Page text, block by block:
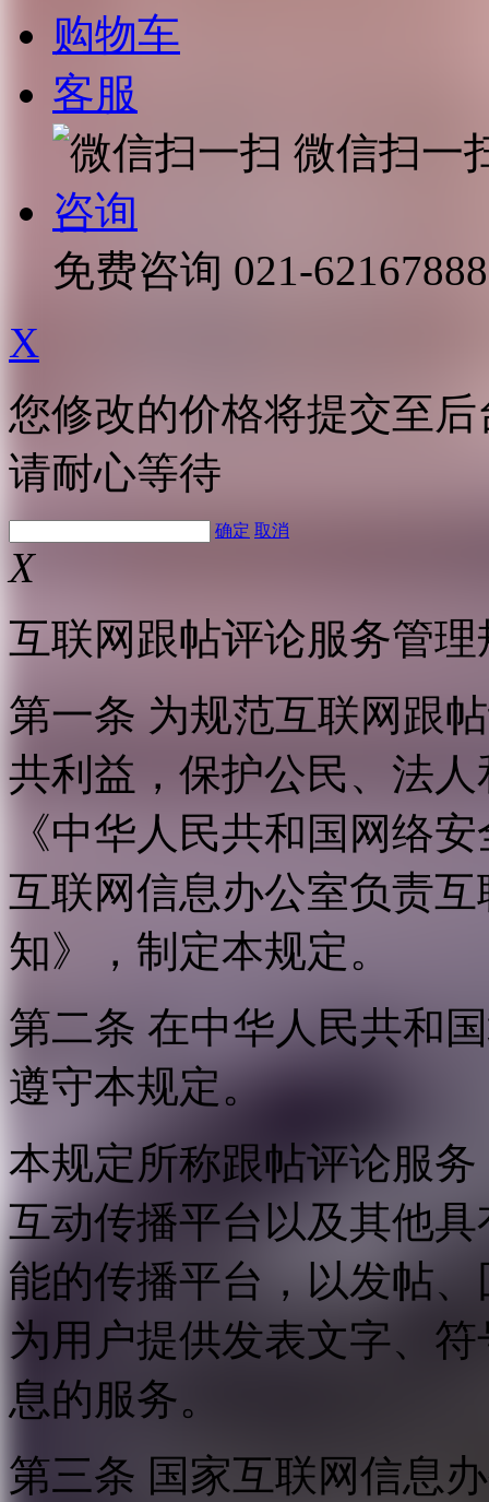
购物车
客服
微信扫一
咨询
免费咨询 021-62167888
X
您修改的价格将提交至
请耐心等待
确定 取消
X
互联网跟帖评论服务管理
第一条 为规范互联网跟
共利益，保护公民、法
《中华人民共和国网络
互联网信息办公室负责
知》，制定本规定。
第二条 在中华人民共和
遵守本规定。
本规定所称跟帖评论服
互动传播平台以及其他
能的传播平台，以发帖
为用户提供发表文字、
息的服务。
第三条 国家互联网信息